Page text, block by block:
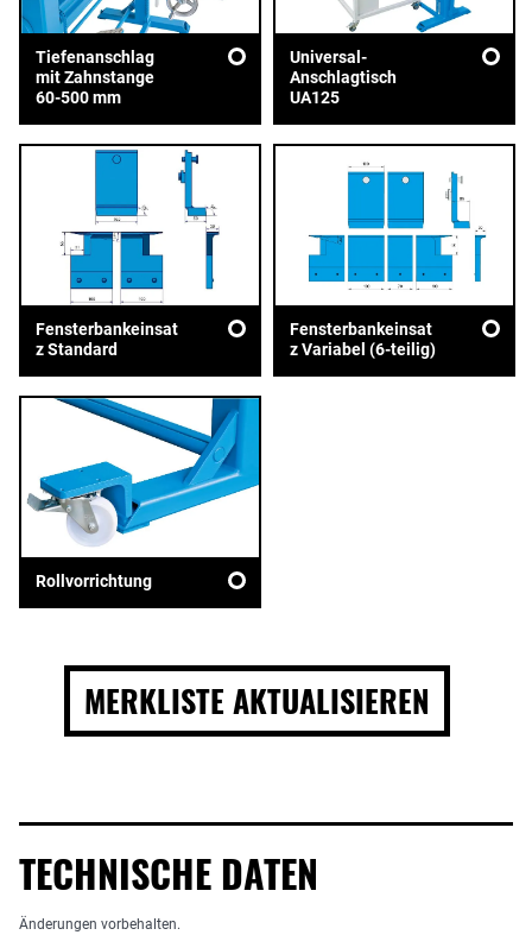
Tiefenanschlag
mit Zahnstange
60-500 mm
Universal-
Anschlagtisch
UA125
Fensterbankeinsat
z Standard
Fensterbankeinsat
z Variabel (6-teilig)
Rollvorrichtung
MERKLISTE AKTUALISIEREN
TECHNISCHE DATEN
Änderungen vorbehalten.